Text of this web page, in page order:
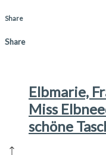
Share
Share
Elbmarie,
Miss
schöne